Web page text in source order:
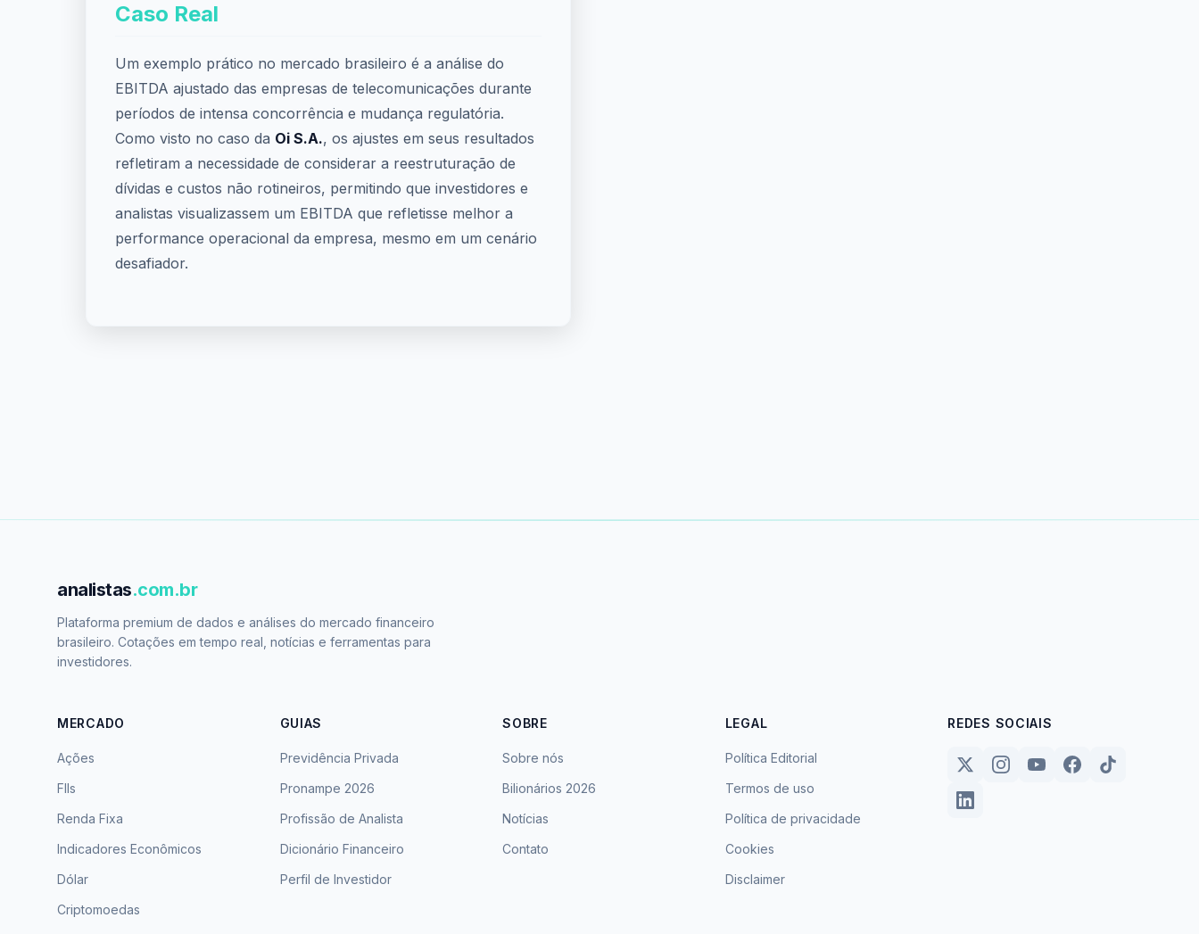
Caso Real
Um exemplo prático no mercado brasileiro é a análise do
EBITDA ajustado das empresas de telecomunicações durante
períodos de intensa concorrência e mudança regulatória.
Como visto no caso da Oi S.A., os ajustes em seus resultados
refletiram a necessidade de considerar a reestruturação de
dívidas e custos não rotineiros, permitindo que investidores e
analistas visualizassem um EBITDA que refletisse melhor a
performance operacional da empresa, mesmo em um cenário
desafiador.
analistas.com.br
Plataforma premium de dados e análises do mercado financeiro
brasileiro. Cotações em tempo real, notícias e ferramentas para
investidores.
MERCADO
Ações
FIIs
Renda Fixa
Indicadores Econômicos
Dólar
Criptomoedas
GUIAS
Previdência Privada
Pronampe 2026
Profissão de Analista
Dicionário Financeiro
Perfil de Investidor
SOBRE
Sobre nós
Bilionários 2026
Notícias
Contato
LEGAL
Política Editorial
Termos de uso
Política de privacidade
Cookies
Disclaimer
REDES SOCIAIS